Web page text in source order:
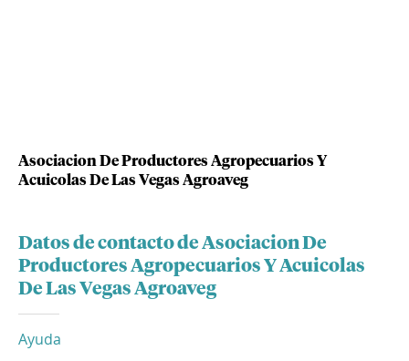
Asociacion De Productores Agropecuarios Y
Acuicolas De Las Vegas Agroaveg
Datos de contacto de Asociacion De
Productores Agropecuarios Y Acuicolas
De Las Vegas Agroaveg
Ayuda